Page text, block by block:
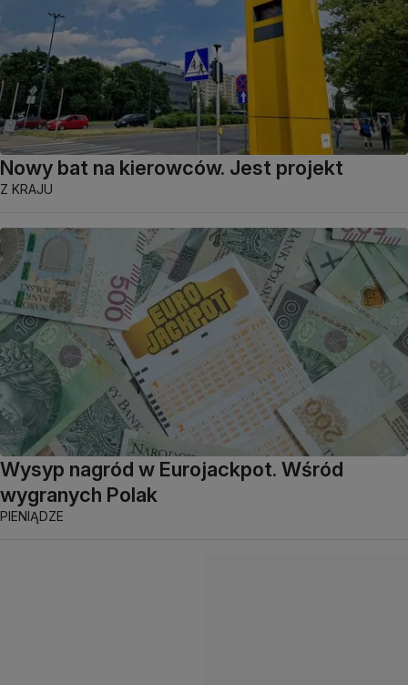
Nowy bat na kierowców. Jest projekt
Z KRAJU
Wysyp nagród w Eurojackpot. Wśród
wygranych Polak
PIENIĄDZE